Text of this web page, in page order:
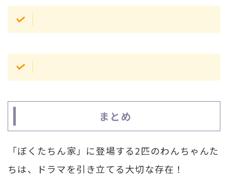
まとめ
「ぼくたちん家」に登場する2匹のわんちゃんた
ちは、ドラマを引き立てる大切な存在！